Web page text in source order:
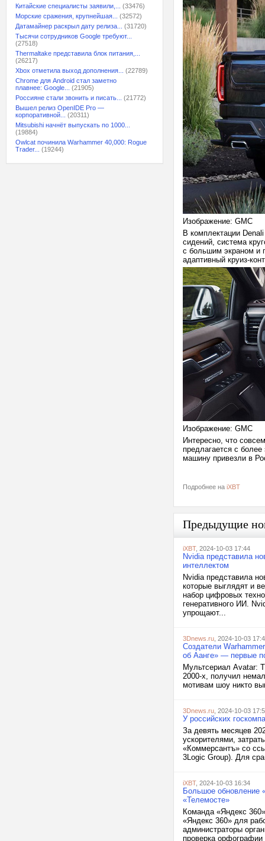
Китайские специалисты заявили,...
(33476)
Морские сражения, крупнейшая...
(32572)
Датамайнер раскрыл дату релиза...
(31720)
Тысячи сотрудников Google требуют...
(27518)
Thermaltake представила блок питания,...
(26217)
Xbox отметила выход дополнения...
(22789)
Chrome для Android стал заметно
плавнее: Google...
(21905)
Россияне стали звонить и писать...
(21772)
Вышел релиз OpenIDE Pro —
корпоративной...
(20311)
Mitsubishi начнёт выпускать по 1000...
(19884)
Owlcat починила Warhammer 40,000: Rogue
Trader...
(19244)
Изображение: GMC
В комплектации
сидений, система
с большим экраном и
адаптивный круиз-
Изображение: GMC
Интересно, что
предлагается с
машину привезли в
Подробнее на iXBT
Предыдущие
iXBT, 2024-10-03 17:44
Nvidia представила
интеллектом
Nvidia представила
которые выглядят и
набор цифровых
генеративного ИИ.
упрощают...
3Dnews.ru , 2024-10-03
Создатели
об Аанге» — первые
Мультсериал Avatar:
2000-х, получил
мотивам шоу никто
3Dnews.ru , 2024-10-03
У российских
За девять месяцев
ускорителями,
«Коммерсантъ» со
3Logic Group). Для
iXBT, 2024-10-03 16:34
Большое обновление
«Телемосте»
Команда «Яндекс
«Яндекс 360» для
администраторы
проверка орфографии